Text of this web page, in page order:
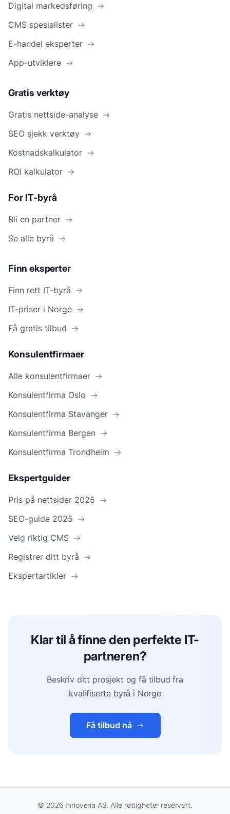
Digital markedsføring
CMS spesialister
E-handel eksperter
App-utviklere
Gratis verktøy
Gratis nettside-analyse
SEO sjekk verktøy
Kostnadskalkulator
ROI kalkulator
For IT-byrå
Bli en partner
Se alle byrå
Finn eksperter
Finn rett IT-byrå
IT-priser i Norge
Få gratis tilbud
Konsulentfirmaer
Alle konsulentfirmaer
Konsulentfirma Oslo
Konsulentfirma Stavanger
Konsulentfirma Bergen
Konsulentfirma Trondheim
Ekspertguider
Pris på nettsider 2025
SEO-guide 2025
Velg riktig CMS
Registrer ditt byrå
Ekspertartikler
Klar til å finne den perfekte IT-
partneren?
Beskriv ditt prosjekt og få tilbud fra
kvalifiserte byrå i Norge
Få tilbud nå
© 2026 Innovena AS. Alle rettigheter reservert.